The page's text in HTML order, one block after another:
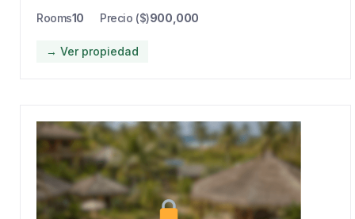
Rooms10 Precio ($)900,000
→ Ver propiedad